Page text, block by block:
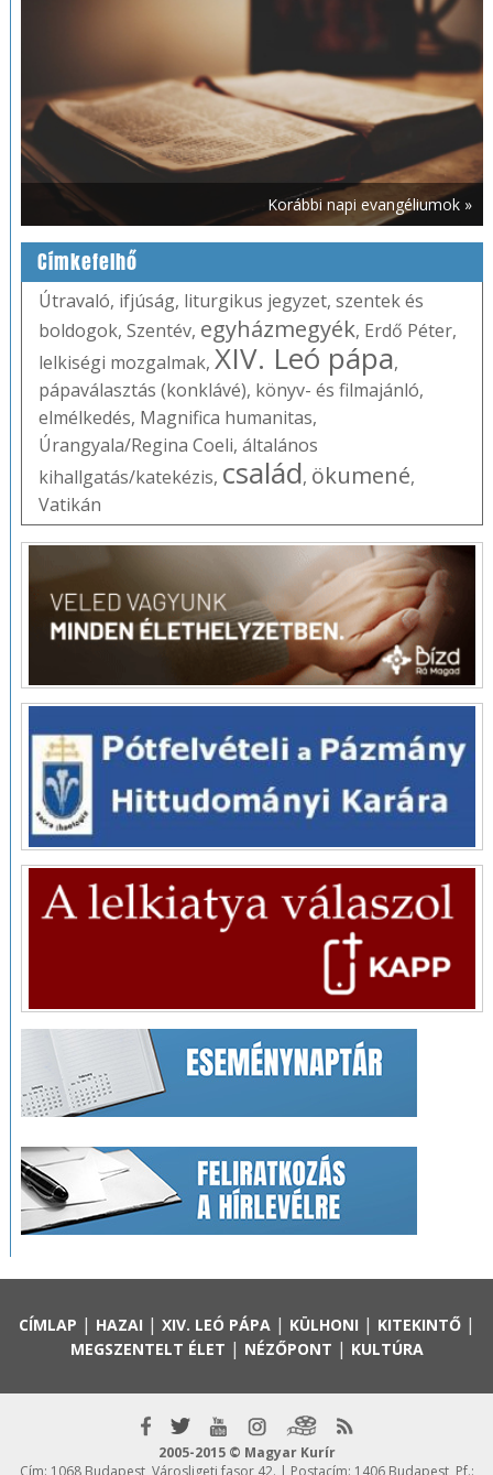
Korábbi napi evangéliumok »
Címkefelhő
Útravaló, ifjúság, liturgikus jegyzet, szentek és
boldogok, Szentév, egyházmegyék, Erdő Péter,
lelkiségi mozgalmak, XIV. Leó pápa,
pápaválasztás (konklávé), könyv- és filmajánló,
elmélkedés, Magnifica humanitas,
Úrangyala/Regina Coeli, általános
kihallgatás/katekézis, család, ökumené,
Vatikán
CÍMLAP | HAZAI | XIV. LEÓ PÁPA| KÜLHONI | KITEKINTŐ|
MEGSZENTELT ÉLET | NÉZŐPONT | KULTÚRA
2005-2015 © Magyar Kurír
Cím: 1068 Budapest, Városligeti fasor 42. | Postacím: 1406 Budapest, Pf.: